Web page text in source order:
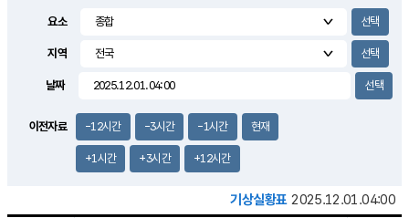
1.8m/s
요소
지역
날짜
이전자료 -12시간 -3시간 -1시간 현재
+1시간 +3시간 +12시간
기상실황표 2025.12.01.04:00